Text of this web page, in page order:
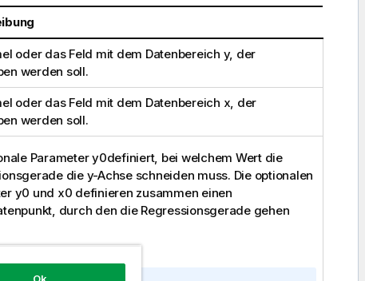
oder das Feld mit dem Datenbereich y, der
werden soll.
oder das Feld mit dem Datenbereich x, der
werden soll.
Parametery0definiert, bei welchem Wert die
die y-Achse schneiden muss. Die optionalen
y0 und x0 definieren zusammen einen
durch den die Regressionsgerade gehen